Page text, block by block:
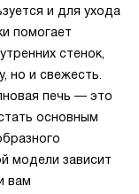
и для ухода
помогает
стенок,
но и свежесть.
печь — это
основным
модели зависит
вам